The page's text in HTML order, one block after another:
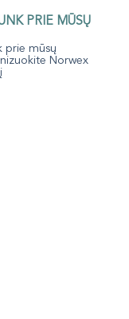
PRIE MŪSŲ
prie mūsų
Norwex